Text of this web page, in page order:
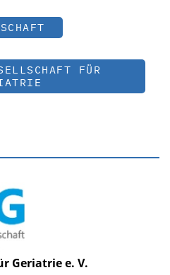
FÜR
Geriatrie e. V.